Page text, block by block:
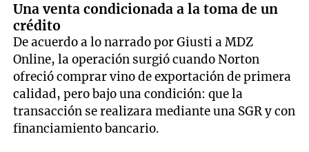
Una venta condicionada a la toma de un
crédito
De acuerdo a lo narrado por Giusti a MDZ
Online, la operación surgió cuando Norton
ofreció comprar vino de exportación de primera
calidad, pero bajo una condición: que la
transacción se realizara mediante una SGR y con
financiamiento bancario.